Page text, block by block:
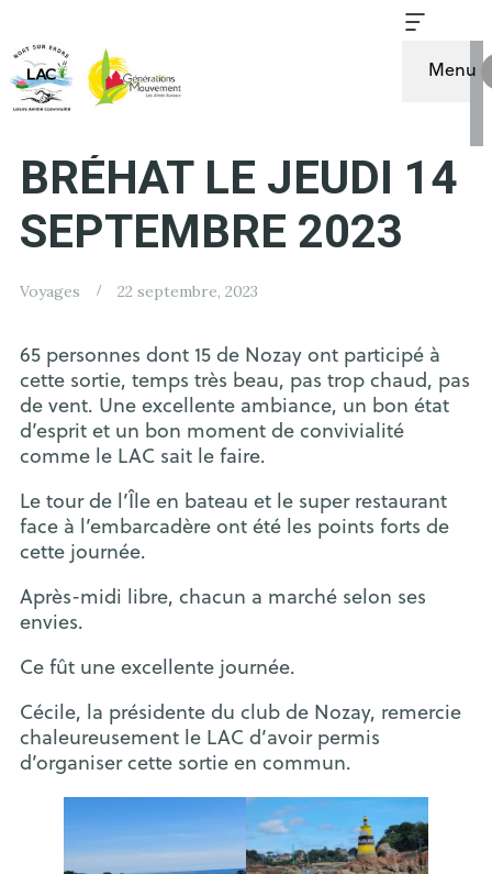
Menu
SORTIE SUR L’ÎLE DE
BRÉHAT LE JEUDI 14
SEPTEMBRE 2023
Voyages 22 septembre, 2023
65 personnes dont 15 de Nozay ont participé à
cette sortie, temps très beau, pas trop chaud, pas
de vent. Une excellente ambiance, un bon état
d’esprit et un bon moment de convivialité
comme le LAC sait le faire.
Le tour de l’Île en bateau et le super restaurant
face à l’embarcadère ont été les points forts de
cette journée.
Après-midi libre, chacun a marché selon ses
envies.
Ce fût une excellente journée.
Cécile, la présidente du club de Nozay, remercie
chaleureusement le LAC d’avoir permis
d’organiser cette sortie en commun.